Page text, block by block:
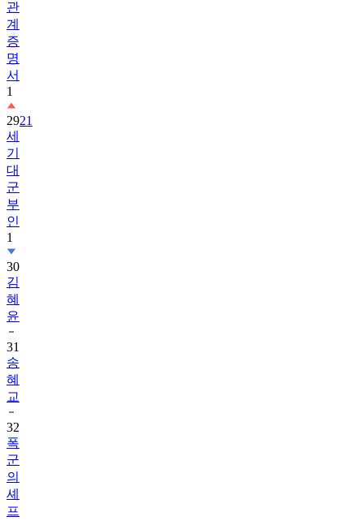
관
계
증
명
서
1
2921
세
기
대
군
부
인
1
30
김
혜
윤
31
송
혜
교
32
폭
군
의
셰
프